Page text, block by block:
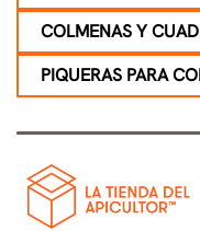
COLMENAS Y
PIQUERAS PARA